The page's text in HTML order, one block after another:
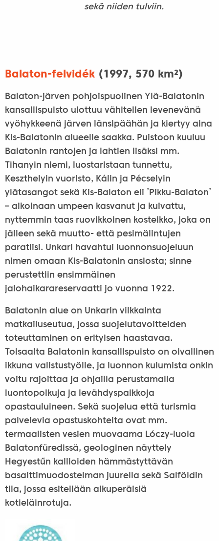
sekä niiden tulviin.
Balaton-felvidék(1997, 570 km²)
Balaton-järven pohjoispuolinen Ylä-Balatonin
kansallispuisto ulottuu vähitellen levenevänä
vyöhykkeenä järven länsipäähän ja kiertyy aina
Kis-Balatonin alueelle saakka. Puistoon kuuluu
Balatonin rantojen ja lahtien lisäksi mm.
Tihanyin niemi, luostaristaan tunnettu,
Keszthelyin vuoristo, Kálin ja Pécselyin
ylätasangot sekä Kis-Balaton eli ’Pikku-Balaton’
– aikoinaan umpeen kasvanut ja kuivattu,
nyttemmin taas ruovikkoinen kosteikko, joka on
jälleen sekä muutto- että pesimälintujen
paratiisi. Unkari havahtui luonnonsuojeluun
nimen omaan Kis-Balatonin ansiosta; sinne
perustettiin ensimmäinen
jalohaikarareservaatti jo vuonna 1922.
Balatonin alue on Unkarin vilkkainta
matkailuseutua, jossa suojelutavoitteiden
toteuttaminen on erityisen haastavaa.
Toisaalta Balatonin kansallispuisto on oivallinen
ikkuna valistustyölle, ja luonnon kulumista onkin
voitu rajoittaa ja ohjailla perustamalla
luontopolkuja ja levähdyspaikkoja
opastauluineen. Sekä suojelua että turismia
palvelevia opastuskohteita ovat mm.
termaalisten vesien muovaama Lóczy-luola
Balatonfüredissä, geologinen näyttely
Hegyestűn kallioiden hämmästyttävän
basalttimuodostelman juurella sekä Salföldin
tila, jossa esitellään alkuperäisiä
kotieläinrotuja.